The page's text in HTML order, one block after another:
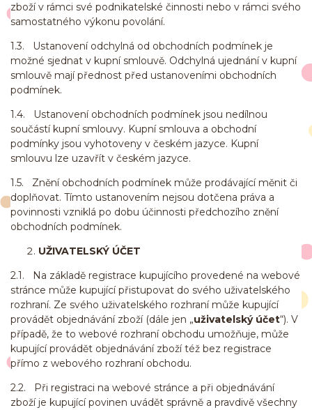
zboží v rámci své podnikatelské činnosti nebo v rámci svého
samostatného výkonu povolání.
1.3. Ustanovení odchylná od obchodních podmínek je
možné sjednat v kupní smlouvě. Odchylná ujednání v kupní
smlouvě mají přednost před ustanoveními obchodních
podmínek.
1.4. Ustanovení obchodních podmínek jsou nedílnou
součástí kupní smlouvy. Kupní smlouva a obchodní
podmínky jsou vyhotoveny v českém jazyce. Kupní
smlouvu lze uzavřít v českém jazyce.
1.5. Znění obchodních podmínek může prodávající měnit či
doplňovat. Tímto ustanovením nejsou dotčena práva a
povinnosti vzniklá po dobu účinnosti předchozího znění
obchodních podmínek.
UŽIVATELSKÝ ÚČET
2.1. Na základě registrace kupujícího provedené na webové
stránce může kupující přistupovat do svého uživatelského
rozhraní. Ze svého uživatelského rozhraní může kupující
provádět objednávání zboží (dále jen „uživatelský účet“). V
případě, že to webové rozhraní obchodu umožňuje, může
kupující provádět objednávání zboží též bez registrace
přímo z webového rozhraní obchodu.
2.2. Při registraci na webové stránce a při objednávání
zboží je kupující povinen uvádět správně a pravdivě všechny